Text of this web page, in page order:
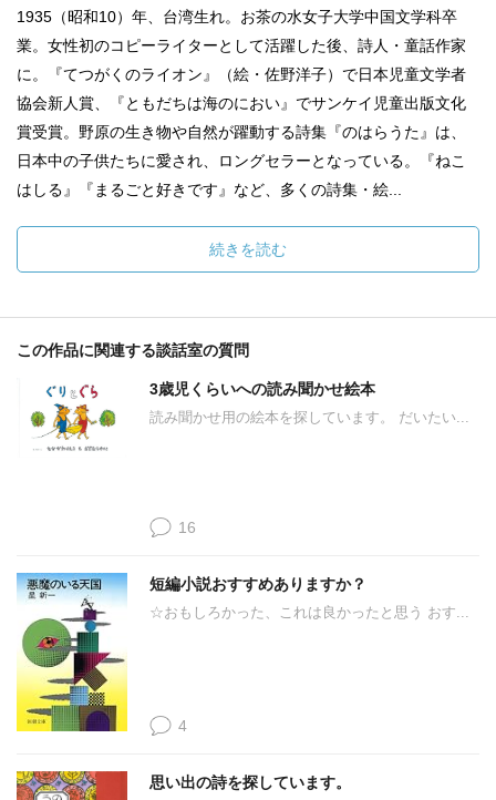
1935（昭和10）年、台湾生れ。お茶の水女子大学中国文学科卒
業。女性初のコピーライターとして活躍した後、詩人・童話作家
に。『てつがくのライオン』（絵・佐野洋子）で日本児童文学者
協会新人賞、『ともだちは海のにおい』でサンケイ児童出版文化
賞受賞。野原の生き物や自然が躍動する詩集『のはらうた』は、
日本中の子供たちに愛され、ロングセラーとなっている。『ねこ
はしる』『まるごと好きです』など、多くの詩集・絵...
続きを読む
この作品に関連する談話室の質問
3歳児くらいへの読み聞かせ絵本
読み聞かせ用の絵本を探しています。 だいたい...
16
短編小説おすすめありますか？
☆おもしろかった、これは良かったと思う おす...
4
思い出の詩を探しています。